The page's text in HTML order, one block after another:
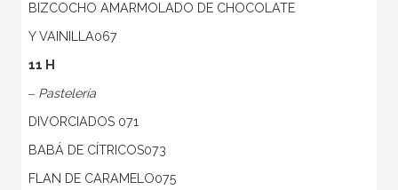
BIZCOCHO AMARMOLADO DE CHOCOLATE
Y VAINILLA067
11 H
‒ Pastelería
DIVORCIADOS 071
BABÁ DE CÍTRICOS073
FLAN DE CARAMELO075